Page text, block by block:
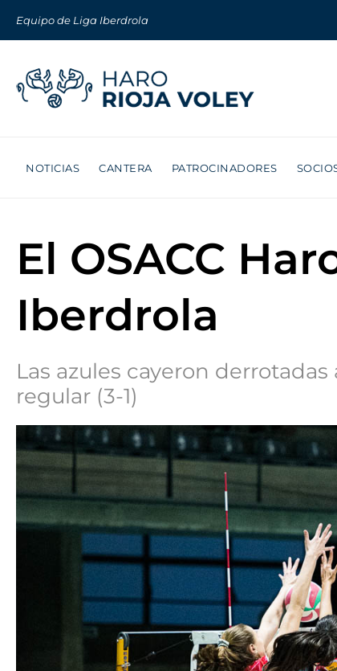
Equipo de Liga Iberdrola
NOTICIAS CANTERA PATROCINADORES
El OSACC
Iberdrola
Las azules cayeron
regular (3-1)